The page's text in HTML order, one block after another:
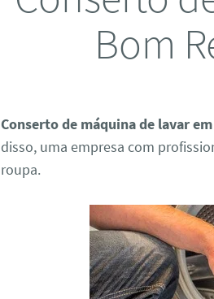
Bom
Conserto de máquina de lavar
disso, uma empresa com
roupa.